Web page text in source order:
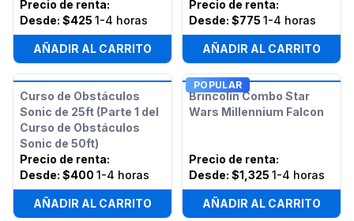
Precio de renta:
Desde: $425 1-4 horas
AÑADIR AL CARRITO
Precio de renta:
Desde: $775 1-4 horas
AÑADIR AL CARRITO
Curso de Obstáculos
Sonic de 25ft (Parte 1 del
Curso de Obstáculos
Sonic de 50ft)
Precio de renta:
Desde: $400 1-4 horas
AÑADIR AL CARRITO
POPULAR
Brincolín Combo Star
Wars Millennium Falcon
Precio de renta:
Desde: $1,325 1-4 horas
AÑADIR AL CARRITO